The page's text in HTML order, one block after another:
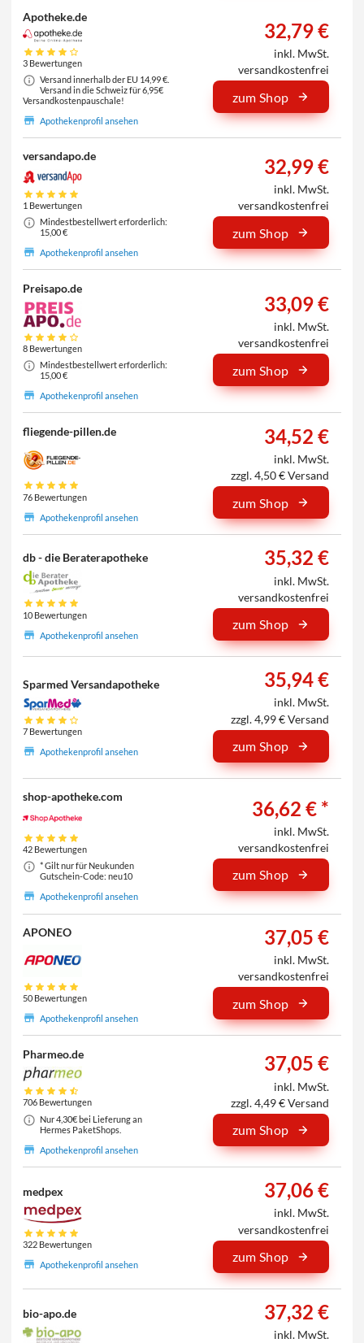
Apotheke.de
3 Bewertungen
Versand innerhalb der EU 14,99 €.
Versand in die Schweiz für 6,95€
Versandkostenpauschale!
Apothekenprofil ansehen
32,79 €
inkl. MwSt.
versandkostenfrei
zum Shop
versandapo.de
1 Bewertungen
Mindestbestellwert erforderlich:
15,00 €
Apothekenprofil ansehen
32,99 €
inkl. MwSt.
versandkostenfrei
zum Shop
Preisapo.de
8 Bewertungen
Mindestbestellwert erforderlich:
15,00 €
Apothekenprofil ansehen
33,09 €
inkl. MwSt.
versandkostenfrei
zum Shop
fliegende-pillen.de
76 Bewertungen
Apothekenprofil ansehen
34,52 €
inkl. MwSt.
zzgl. 4,50 € Versand
zum Shop
db - die Beraterapotheke
10 Bewertungen
Apothekenprofil ansehen
35,32 €
inkl. MwSt.
versandkostenfrei
zum Shop
Sparmed Versandapotheke
7 Bewertungen
Apothekenprofil ansehen
35,94 €
inkl. MwSt.
zzgl. 4,99 € Versand
zum Shop
shop-apotheke.com
42 Bewertungen
* Gilt nur für Neukunden
Gutschein-Code: neu10
Apothekenprofil ansehen
36,62 € *
inkl. MwSt.
versandkostenfrei
zum Shop
APONEO
50 Bewertungen
Apothekenprofil ansehen
37,05 €
inkl. MwSt.
versandkostenfrei
zum Shop
Pharmeo.de
706 Bewertungen
Nur 4,30€ bei Lieferung an
Hermes PaketShops.
Apothekenprofil ansehen
37,05 €
inkl. MwSt.
zzgl. 4,49 € Versand
zum Shop
medpex
322 Bewertungen
Apothekenprofil ansehen
37,06 €
inkl. MwSt.
versandkostenfrei
zum Shop
bio-apo.de 37,32 €
inkl. MwSt.